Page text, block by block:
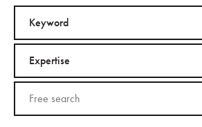
Keyword
Expertise